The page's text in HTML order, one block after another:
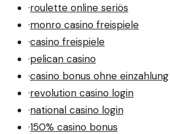
·roulette online seriös
·monro casino freispiele
·casino freispiele
·pelican casino
·casino bonus ohne einzahlung
·revolution casino login
·national casino login
·150% casino bonus